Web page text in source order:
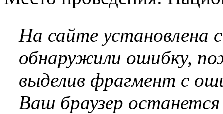
На сайте установлена
обнаружили ошибку,
выделив фрагмент с
Ваш браузер